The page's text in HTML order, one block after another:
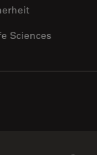
Sciences